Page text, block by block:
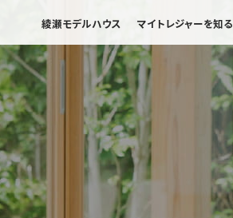
綾瀬モデルハウス マイトレジャーを知る